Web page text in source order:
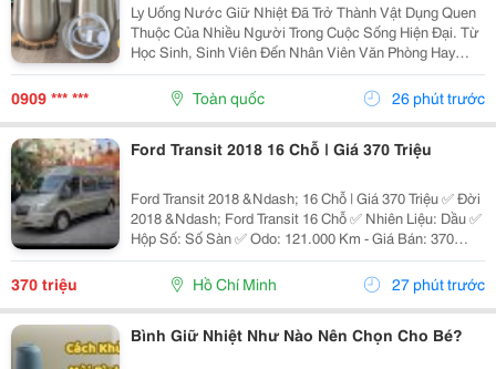
Ly Uống Nước Giữ Nhiệt Đã Trở Thành Vật Dụng Quen
Thuộc Của Nhiều Người Trong Cuộc Sống Hiện Đại. Từ
Học Sinh, Sinh Viên Đến Nhân Viên Văn Phòng Hay
Người Thường Xuyên Di Chuyển Đều Có Thể Sử Dụng
Để Mang Theo Đồ Uống Yêu Thích. Vậy Điều Gì Khiến
0909 *** *** Toàn quốc 26 phút trước
Ford Transit 2018 16 Chỗ | Giá 370 Triệu
Ford Transit 2018 &Ndash; 16 Chỗ | Giá 370 Triệu ✅ Đời
2018 &Ndash; Ford Transit 16 Chỗ ✅ Nhiên Liệu: Dầu ✅
Hộp Số: Số Sàn ✅ Odo: 121.000 Km - Giá Bán: 370
Triệu - Xem Xe: 76/45/14 Đường 19, P. Linh Chiểu, Tp.
370 triệu Hồ Chí Minh 27 phút trước
Bình Giữ Nhiệt Như Nào Nên Chọn Cho Bé?